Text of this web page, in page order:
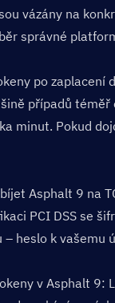
vázány na
správné
po zaplacení
případů
minut. Pokud
Asphalt 9 na
PCI DSS se
heslo k vašemu
v Asphalt 9: